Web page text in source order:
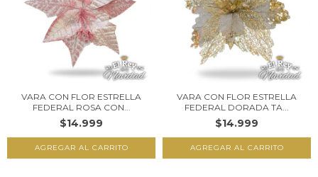
VARA CON FLOR ESTRELLA
FEDERAL ROSA CON...
$14.999
VARA CON FLOR ESTRELLA
FEDERAL DORADA TA...
$14.999